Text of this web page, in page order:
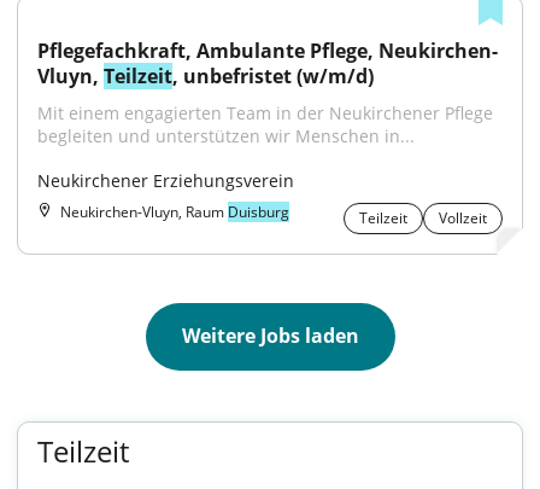
Pflegefachkraft, Ambulante Pflege, Neukirchen-
Vluyn, Teilzeit, unbefristet (w/m/d)
Mit einem engagierten Team in der Neukirchener Pflege
begleiten und unterstützen wir Menschen in...
Neukirchener Erziehungsverein
Neukirchen-Vluyn, Raum Duisburg Teilzeit Vollzeit
Weitere Jobs laden
Teilzeit